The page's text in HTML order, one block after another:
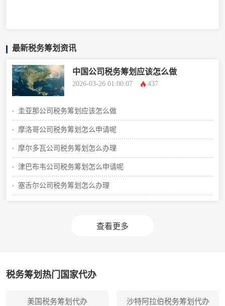
最新税务筹划资讯
中国公司税务筹划应该怎么做
2026-03-26 01:00:07 437
圭亚那公司税务筹划应该怎么做
摩洛哥公司税务筹划怎么申请呢
摩尔多瓦公司税务筹划怎么办理
津巴布韦公司税务筹划怎么申请呢
塞舌尔公司税务筹划怎么办理
查看更多
税务筹划热门国家代办
美国税务筹划代办 沙特阿拉伯税务筹划代办